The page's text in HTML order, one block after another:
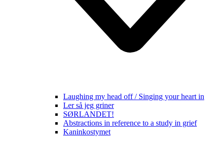
Laughing my head off / Singing your heart in
Ler så jeg griner
SØRLANDET!
Abstractions in reference to a study in grief
Kaninkostymet